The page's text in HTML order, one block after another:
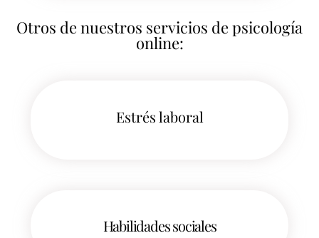
Otros de nuestros servicios de psicología
online:
Estrés laboral
Habilidades sociales